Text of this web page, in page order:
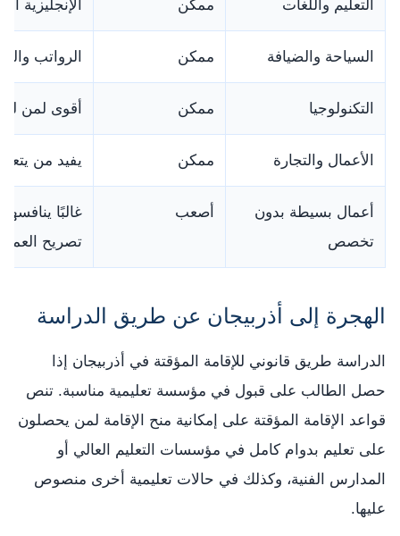
التعليم واللغات ممكن الإنجليزية
السياحة والضيافة ممكن الرواتب
التكنولوجيا ممكن أقوى لمن
الأعمال والتجارة ممكن يفيد من
أعمال بسيطة بدون
تخصص
أصعب
غالبًا
تصريح
الهجرة إلى أذربيجان عن طريق الدراسة
الدراسة طريق قانوني للإقامة المؤقتة في أذربيجان إذا
حصل الطالب على قبول في مؤسسة تعليمية مناسبة. تنص
قواعد الإقامة المؤقتة على إمكانية منح الإقامة لمن يحصلون
على تعليم بدوام كامل في مؤسسات التعليم العالي أو
المدارس الفنية، وكذلك في حالات تعليمية أخرى منصوص
عليها.